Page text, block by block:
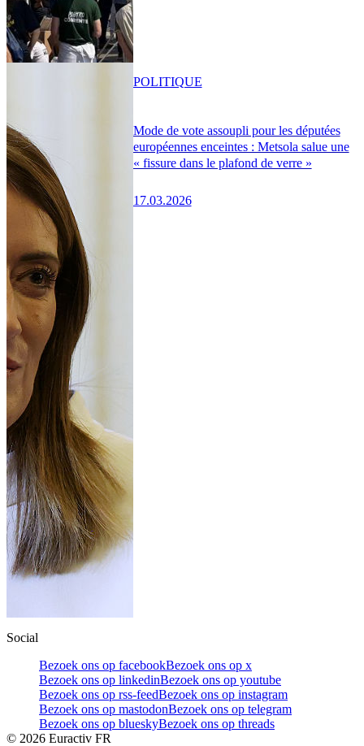
Mode de vote assoupli pour les députées
européennes enceintes : Metsola salue une
« fissure dans le plafond de verre »
17.03.2026
POLITIQUE
Social
Bezoek ons op facebookBezoek ons op x
Bezoek ons op linkedinBezoek ons op youtube
Bezoek ons op rss-feedBezoek ons op instagram
Bezoek ons op mastodonBezoek ons op telegram
Bezoek ons op blueskyBezoek ons op threads
© 2026 Euractiv FR